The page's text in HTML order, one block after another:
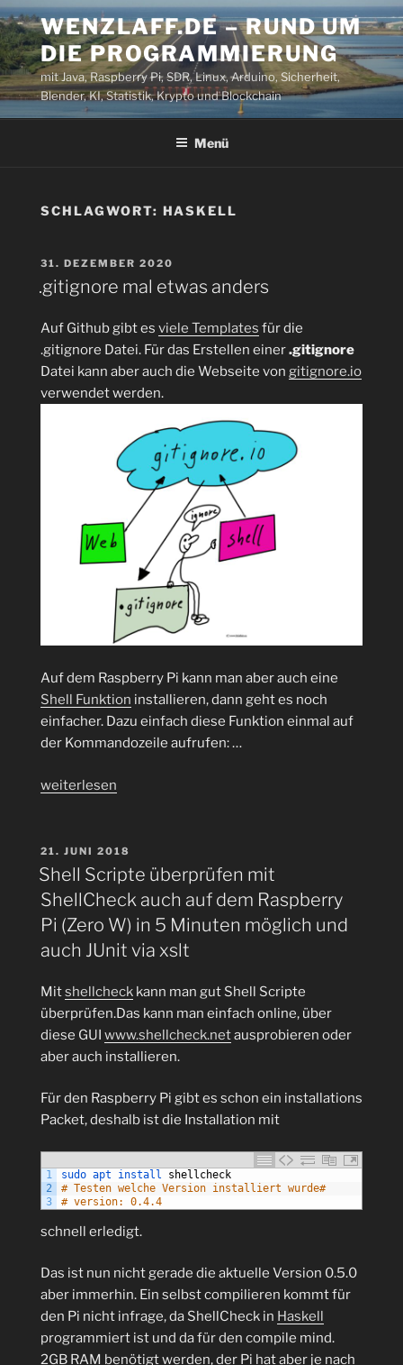
Zum
Inhalt
springen
WENZLAFF.DE – RUND UM
DIE PROGRAMMIERUNG
mit Java, Raspberry Pi, SDR, Linux, Arduino, Sicherheit,
Blender, KI, Statistik, Krypto und Blockchain
Menü
SCHLAGWORT: HASKELL
VERÖFFENTLICHT
AM
31. DEZEMBER 2020
.gitignore mal etwas anders
Auf Github gibt es viele Templates für die
.gitignore Datei. Für das Erstellen einer.gitignore
Datei kann aber auch die Webseite von gitignore.io
verwendet werden.
Auf dem Raspberry Pi kann man aber auch eine
Shell Funktion installieren, dann geht es noch
einfacher. Dazu einfach diese Funktion einmal auf
der Kommandozeile aufrufen: …
„.gitignore
anders“
weiterlesen
VERÖFFENTLICHT
AM
21. JUNI 2018
Shell Scripte überprüfen mit
ShellCheck auch auf dem Raspberry
Pi (Zero W) in 5 Minuten möglich und
auch JUnit via xslt
Mitshellcheck kann man gut Shell Scripte
überprüfen.Das kann man einfach online, über
diese GUI www.shellcheck.netausprobieren oder
aber auch installieren.
Für den Raspberry Pi gibt es schon ein installations
Packet, deshalb ist die Installation mit
1
2
3
sudo apt install shellcheck
# Testen welche Version installiert wurde#
# version: 0.4.4
schnell erledigt.
Das ist nun nicht gerade die aktuelle Version 0.5.0
aber immerhin. Ein selbst compilieren kommt für
den Pi nicht infrage, da ShellCheck in Haskell
programmiert ist und da für den compile mind.
2GB RAM benötigt werden, der Pi hat aber je nach